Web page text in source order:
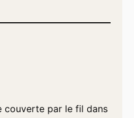
couverte par le fil dans